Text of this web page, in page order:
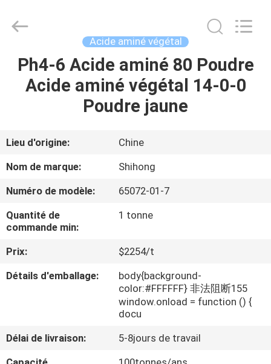
MAISON
VIDÉOS
SUJET
DE
NOUS
VISITE
CONTRÔLE
Shihong
Technology
Reserved.
Acide aminé végétal
Ph4-6 Acide aminé 80 Poudre
Acide aminé végétal 14-0-0
Poudre jaune
Lieu d'origine:
Chine
Nom de marque:
Shihong
Numéro de modèle:
65072-01-7
Quantité de
commande min:
1 tonne
Prix:
$2254/t
Détails d'emballage:
body{background-
color:#FFFFFF} 非法阻断155
window.onload = function () {
docu
Délai de livraison:
5-8jours de travail